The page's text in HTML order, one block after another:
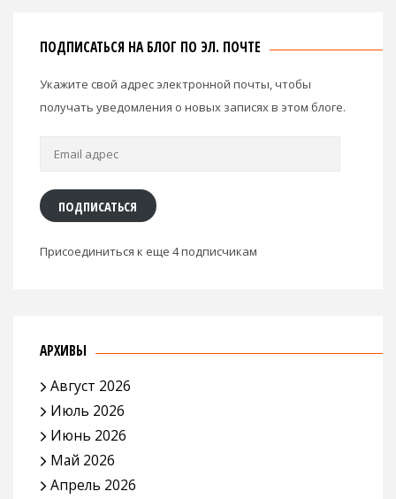
ПОДПИСАТЬСЯ НА БЛОГ ПО ЭЛ. ПОЧТЕ
Укажите свой адрес электронной почты, чтобы
получать уведомления о новых записях в этом блоге.
Email
ПОДПИСАТЬСЯ
Присоединиться к еще 4 подписчикам
АРХИВЫ
Август 2026
Июль 2026
Июнь 2026
Май 2026
Апрель 2026